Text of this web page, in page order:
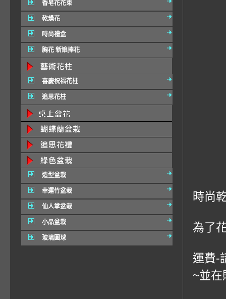
香皂花花束
乾燥花
時尚禮盒
胸花 新娘捧花
喜慶祝福花柱
追思花柱
造型盆栽
幸運竹盆栽
仙人掌盆栽
小品盆栽
玻璃圓球
時尚
為了
運費-
~並在